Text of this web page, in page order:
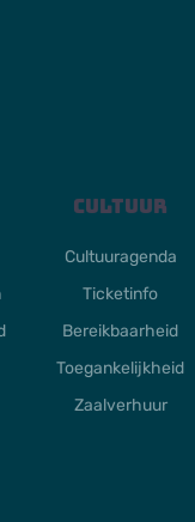
Cultuur
Cultuuragenda
Ticketinfo
Bereikbaarheid
Toegankelijkheid
Zaalverhuur